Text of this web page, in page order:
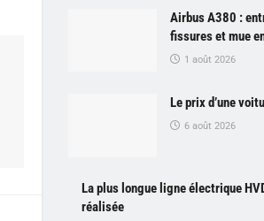
Airbus A380 :
fissures et mue
1 août 2026
Le prix d’une
6 août 2026
La plus longue ligne électrique
réalisée